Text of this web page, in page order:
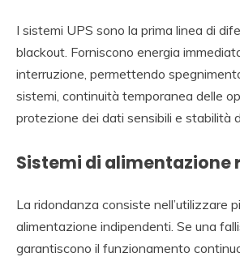
I sistemi UPS sono la prima linea di
blackout. Forniscono energia
interruzione, permettendo
sistemi, continuità temporanea delle
protezione dei dati sensibili e stabilità
Sistemi di alimentazione
La ridondanza consiste nell’utilizzare
alimentazione indipendenti. Se una
garantiscono il funzionamento